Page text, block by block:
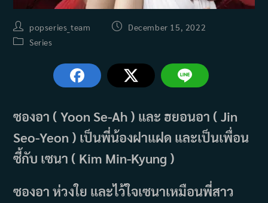
Post
author:
popseries_team
PostDecember 15, 2022
PostSeries
ซองอา ( Yoon Se-Ah ) และ ฮยอนอา ( Jin
Seo-Yeon ) เป็นพี่น้องฝาแฝด และเป็นเพื่อน
ซี้กับ เซนา ( Kim Min-Kyung )
ซองอา ห่วงใย และไว้ใจเซนาเหมือนพี่สาว